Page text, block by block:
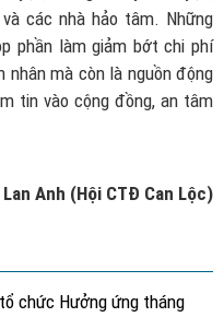
các nhà hảo tâm. Những
phần làm giảm bớt chi phí
nhân mà còn là nguồn động
tin vào cộng đồng, an tâm
Anh (Hội CTĐ Can Lộc)
chức Hưởng ứng tháng